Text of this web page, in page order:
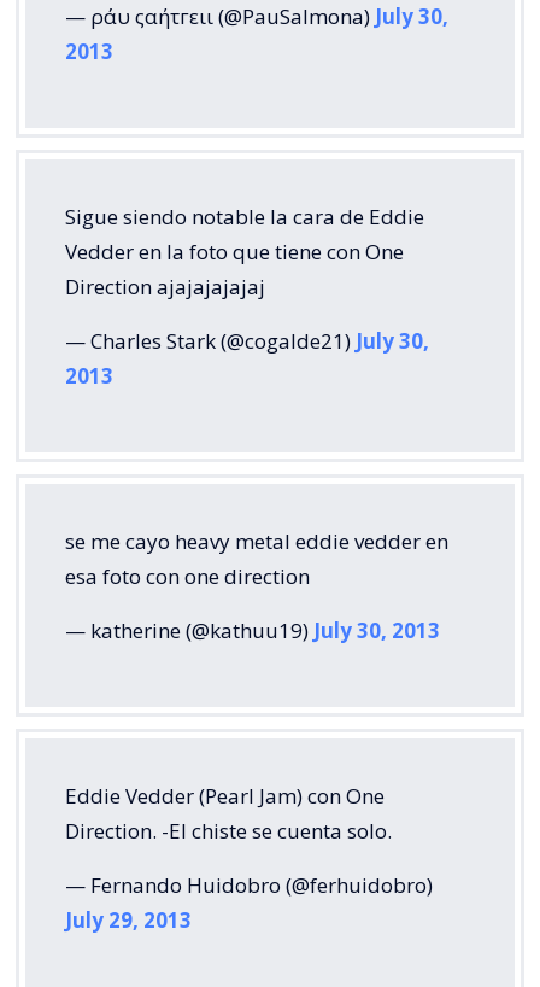
— ράυ ςαήτгειι (@PauSalmona) July 30,
2013
Sigue siendo notable la cara de Eddie
Vedder en la foto que tiene con One
Direction ajajajajajaj
— Charles Stark (@cogalde21) July 30,
2013
se me cayo heavy metal eddie vedder en
esa foto con one direction
— katherine (@kathuu19) July 30, 2013
Eddie Vedder (Pearl Jam) con One
Direction. -El chiste se cuenta solo.
— Fernando Huidobro (@ferhuidobro)
July 29, 2013